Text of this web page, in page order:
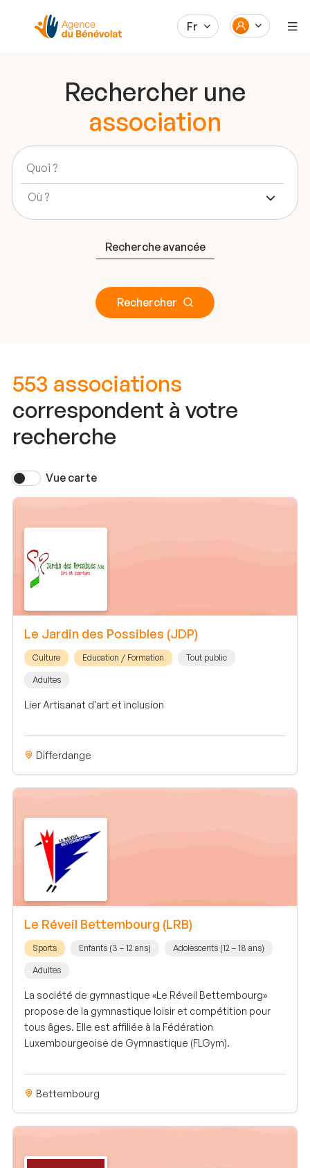
Fr
Rechercher une
association
Recherche avancée
Rechercher
553 associations
correspondent à votre
recherche
Vue carte
Le Jardin des Possibles (JDP)
Culture Education / Formation Tout public
Adultes
Lier Artisanat d'art et inclusion
Differdange
Le Réveil Bettembourg (LRB)
Sports Enfants (3 – 12 ans) Adolescents (12 – 18 ans)
Adultes
La société de gymnastique «Le Réveil Bettembourg»
propose de la gymnastique loisir et compétition pour
tous âges. Elle est affiliée à la Fédération
Luxembourgeoise de Gymnastique (FLGym).
Bettembourg